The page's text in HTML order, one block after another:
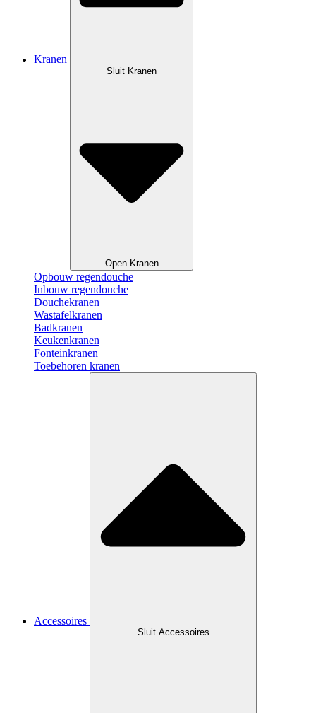
Kranen
Sluit Kranen
Open Kranen
Opbouw regendouche
Inbouw regendouche
Douchekranen
Wastafelkranen
Badkranen
Keukenkranen
Fonteinkranen
Toebehoren kranen
Accessoires
Sluit Accessoires